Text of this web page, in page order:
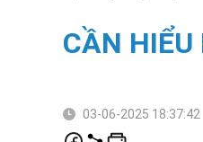
CẦN
03-06-2025 18:37:42